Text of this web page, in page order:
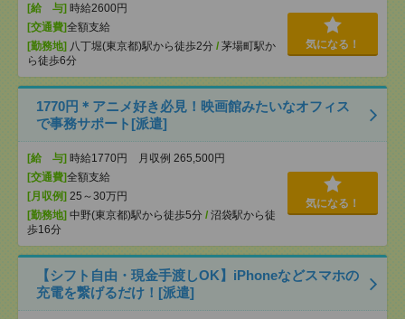
[給 与] 時給2600円
[交通費]全額支給
[勤務地] 八丁堀(東京都)駅から徒歩2分 / 茅場町駅か
ら徒歩6分
気になる！
1770円＊アニメ好き必見！映画館みたいなオフィス
で事務サポート[派遣]
[給 与] 時給1770円 月収例 265,500円
[交通費]全額支給
[月収例] 25～30万円
[勤務地] 中野(東京都)駅から徒歩5分 / 沼袋駅から徒
歩16分
気になる！
【シフト自由・現金手渡しOK】iPhoneなどスマホの
充電を繋げるだけ！[派遣]